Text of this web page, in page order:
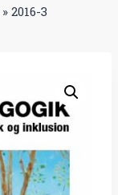
» 2016-3